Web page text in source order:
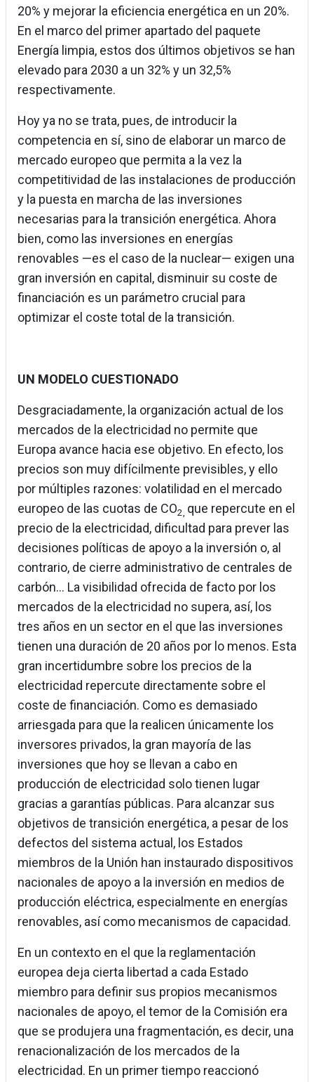
20% y mejorar la eficiencia energética en un 20%.
En el marco del primer apartado del paquete
Energía limpia, estos dos últimos objetivos se han
elevado para 2030 a un 32% y un 32,5%
respectivamente.
Hoy ya no se trata, pues, de introducir la
competencia en sí, sino de elaborar un marco de
mercado europeo que permita a la vez la
competitividad de las instalaciones de producción
y la puesta en marcha de las inversiones
necesarias para la transición energética. Ahora
bien, como las inversiones en energías
renovables —es el caso de la nuclear— exigen una
gran inversión en capital, disminuir su coste de
financiación es un parámetro crucial para
optimizar el coste total de la transición.
UN MODELO CUESTIONADO
Desgraciadamente, la organización actual de los
mercados de la electricidad no permite que
Europa avance hacia ese objetivo. En efecto, los
precios son muy difícilmente previsibles, y ello
por múltiples razones: volatilidad en el mercado
europeo de las cuotas de CO2, que repercute en el
precio de la electricidad, dificultad para prever las
decisiones políticas de apoyo a la inversión o, al
contrario, de cierre administrativo de centrales de
carbón… La visibilidad ofrecida de facto por los
mercados de la electricidad no supera, así, los
tres años en un sector en el que las inversiones
tienen una duración de 20 años por lo menos. Esta
gran incertidumbre sobre los precios de la
electricidad repercute directamente sobre el
coste de financiación. Como es demasiado
arriesgada para que la realicen únicamente los
inversores privados, la gran mayoría de las
inversiones que hoy se llevan a cabo en
producción de electricidad solo tienen lugar
gracias a garantías públicas. Para alcanzar sus
objetivos de transición energética, a pesar de los
defectos del sistema actual, los Estados
miembros de la Unión han instaurado dispositivos
nacionales de apoyo a la inversión en medios de
producción eléctrica, especialmente en energías
renovables, así como mecanismos de capacidad.
En un contexto en el que la reglamentación
europea deja cierta libertad a cada Estado
miembro para definir sus propios mecanismos
nacionales de apoyo, el temor de la Comisión era
que se produjera una fragmentación, es decir, una
renacionalización de los mercados de la
electricidad. En un primer tiempo reaccionó